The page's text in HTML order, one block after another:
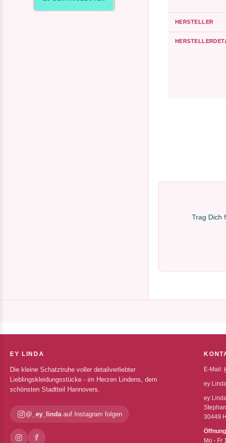
HERSTELLER
Trag Dich
EY LINDA
Die kleine Schatztruhe voller detailverliebter
Lieblingskleidungsstücke - im Herzen Lindens, dem
schönsten Stadtteil Hannovers.
@_ey_lindaauf Instagram folgen
E-Mail:
ey
ey
30449
Mo - Fr